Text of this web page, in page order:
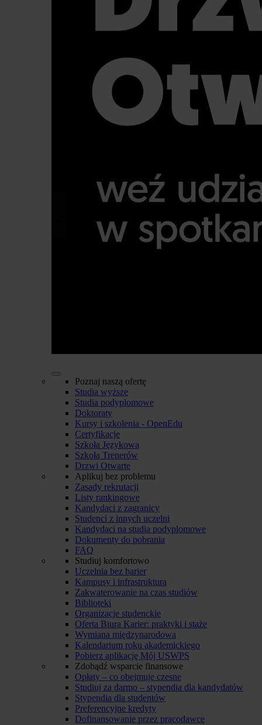
Poznaj naszą ofertę
Studia wyższe
Studia podyplomowe
Doktoraty
Kursy i szkolenia - OpenEdu
Certyfikacje
Szkoła Językowa
Szkoła Trenerów
Drzwi Otwarte
Aplikuj bez problemu
Zasady rekrutacji
Listy rankingowe
Kandydaci z zagranicy
Studenci z innych uczelni
Kandydaci na studia podyplomowe
Dokumenty do pobrania
FAQ
Studiuj komfortowo
Uczelnia bez barier
Kampusy i infrastruktura
Zakwaterowanie na czas studiów
Biblioteki
Organizacje studenckie
Oferta Biura Karier: praktyki i staże
Wymiana międzynarodowa
Kalendarium roku akademickiego
Pobierz aplikację Mój USWPS
Zdobądź wsparcie finansowe
Opłaty – co obejmuje czesne
Studiuj za darmo – stypendia dla kandydatów
Stypendia dla studentów
Preferencyjne kredyty
Dofinansowanie przez pracodawcę